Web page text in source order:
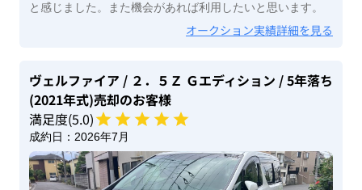
と感じました。また機会があれば利用したいと思います。
オークション実績詳細を見る
ヴェルファイア / ２．５Ｚ Ｇエディション / 5年落ち
(2021年式)売却のお客様
満足度(5.0)
成約日： 2026年7月